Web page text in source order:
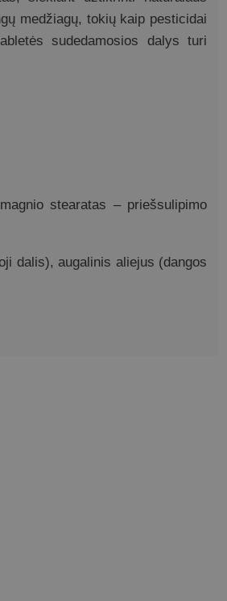
medžiagų, tokių kaip pesticidai
sudedamosios dalys turi
stearatas – priešsulipimo
dalis), augalinis aliejus (dangos